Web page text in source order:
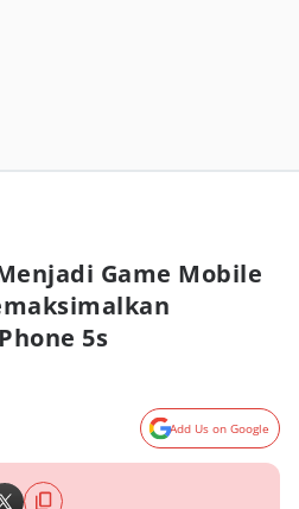
Game Mobile
5s
Add Us on Google